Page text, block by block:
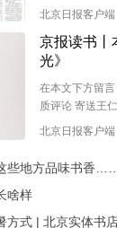
受蒲松龄的文
北京日报客户端
京报读书丨
光》
在本文下方留
质评论 寄送王
北京日报客户端
些地方品味书香……
啥样
式 | 北京实体书